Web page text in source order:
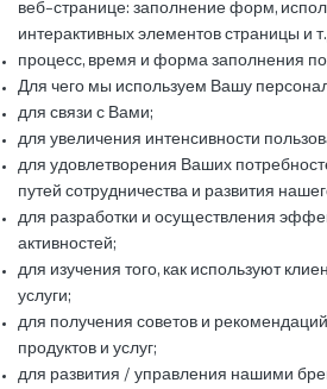
веб-странице: заполнение форм,
интерактивных элементов страницы и
процесс, время и форма заполнения
Для чего мы используем Вашу
для связи с Вами;
для увеличения интенсивности
для удовлетворения Ваших
путей сотрудничества и развития
для разработки и осуществления
активностей;
для изучения того, как используют
услуги;
для получения советов и
продуктов и услуг;
для развития / управления нашими